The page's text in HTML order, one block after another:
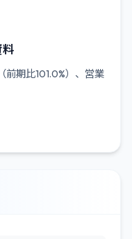
期比101.0%）、営業